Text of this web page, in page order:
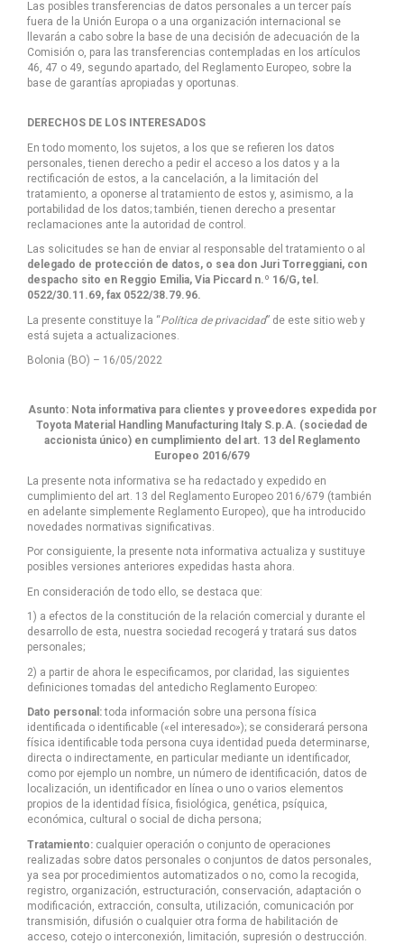
Las posibles transferencias de datos personales a un tercer país
fuera de la Unión Europa o a una organización internacional se
llevarán a cabo sobre la base de una decisión de adecuación de la
Comisión o, para las transferencias contempladas en los artículos
46, 47 o 49, segundo apartado, del Reglamento Europeo, sobre la
base de garantías apropiadas y oportunas.
DERECHOS DE LOS INTERESADOS
En todo momento, los sujetos, a los que se refieren los datos
personales, tienen derecho a pedir el acceso a los datos y a la
rectificación de estos, a la cancelación, a la limitación del
tratamiento, a oponerse al tratamiento de estos y, asimismo, a la
portabilidad de los datos; también, tienen derecho a presentar
reclamaciones ante la autoridad de control.
Las solicitudes se han de enviar al responsable del tratamiento o al
delegado de protección de datos, o sea don Juri Torreggiani, con
despacho sito en Reggio Emilia, Via Piccard n.º 16/G, tel.
0522/30.11.69, fax 0522/38.79.96.
La presente constituye la “Política de privacidad” de este sitio web y
está sujeta a actualizaciones.
Bolonia (BO) – 16/05/2022
Asunto: Nota informativa para clientes y proveedores expedida por
Toyota Material Handling Manufacturing Italy S.p.A. (sociedad de
accionista único) en cumplimiento del art. 13 del Reglamento
Europeo 2016/679
La presente nota informativa se ha redactado y expedido en
cumplimiento del art. 13 del Reglamento Europeo 2016/679 (también
en adelante simplemente Reglamento Europeo), que ha introducido
novedades normativas significativas.
Por consiguiente, la presente nota informativa actualiza y sustituye
posibles versiones anteriores expedidas hasta ahora.
En consideración de todo ello, se destaca que:
1) a efectos de la constitución de la relación comercial y durante el
desarrollo de esta, nuestra sociedad recogerá y tratará sus datos
personales;
2) a partir de ahora le especificamos, por claridad, las siguientes
definiciones tomadas del antedicho Reglamento Europeo:
Dato personal:toda información sobre una persona física
identificada o identificable («el interesado»); se considerará persona
física identificable toda persona cuya identidad pueda determinarse,
directa o indirectamente, en particular mediante un identificador,
como por ejemplo un nombre, un número de identificación, datos de
localización, un identificador en línea o uno o varios elementos
propios de la identidad física, fisiológica, genética, psíquica,
económica, cultural o social de dicha persona;
Tratamiento: cualquier operación o conjunto de operaciones
realizadas sobre datos personales o conjuntos de datos personales,
ya sea por procedimientos automatizados o no, como la recogida,
registro, organización, estructuración, conservación, adaptación o
modificación, extracción, consulta, utilización, comunicación por
transmisión, difusión o cualquier otra forma de habilitación de
acceso, cotejo o interconexión, limitación, supresión o destrucción.